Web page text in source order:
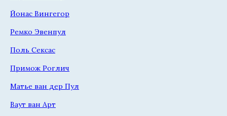
Йонас Вингегор
Ремко Эвенпул
Поль Сексас
Примож Роглич
Матье ван дер Пул
Ваут ван Арт